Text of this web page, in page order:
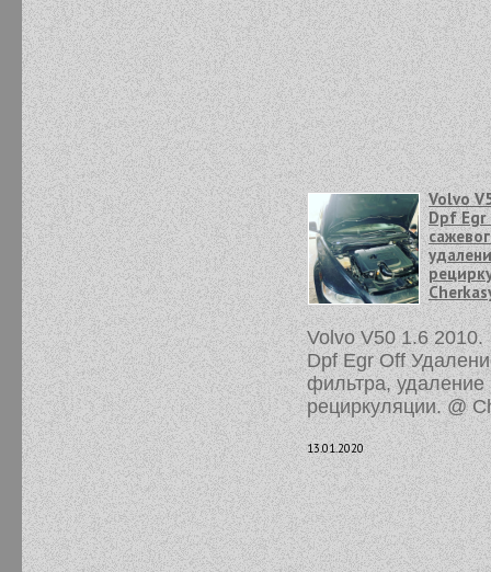
Volvo
Dpf
Volvo V50 1.6 2010.
Dpf Egr Off
фильтра, удаление
рециркуляции. @
13.01.2020